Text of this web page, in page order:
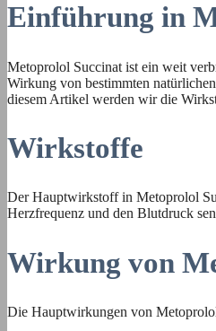
Einführung in
Metoprolol Succinat ist ein weit
Wirkung von bestimmten
diesem Artikel werden wir die
Wirkstoffe
Der Hauptwirkstoff in Metoprolol
Herzfrequenz und den Blutdruck
Wirkung von
Die Hauptwirkungen von